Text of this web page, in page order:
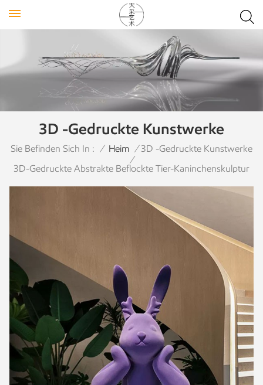
3D -gedruckte Kunstwerke
Sie Befinden Sich In : / Heim / 3D -gedruckte Kunstwerke
/
3D-Gedruckte Abstrakte Beflockte Tier-Kaninchenskulptur